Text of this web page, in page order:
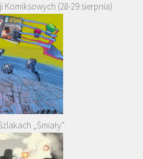
Komiksowych (28-29 sierpnia)
„Śmiały”